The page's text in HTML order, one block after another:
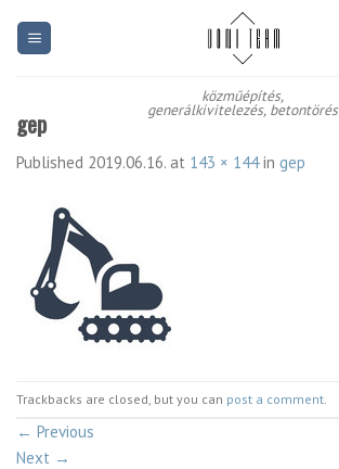
közműépítés,
generálkivitelezés, betontörés
gep
Published 2019.06.16. at 143 × 144in gep
Trackbacks are closed, but you can post a comment
← Previous
Next →